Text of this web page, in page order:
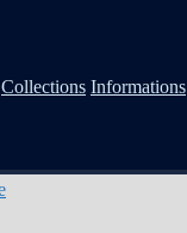
Collections Informations